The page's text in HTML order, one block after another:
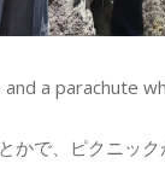
a parachute
かで、ピクニッ